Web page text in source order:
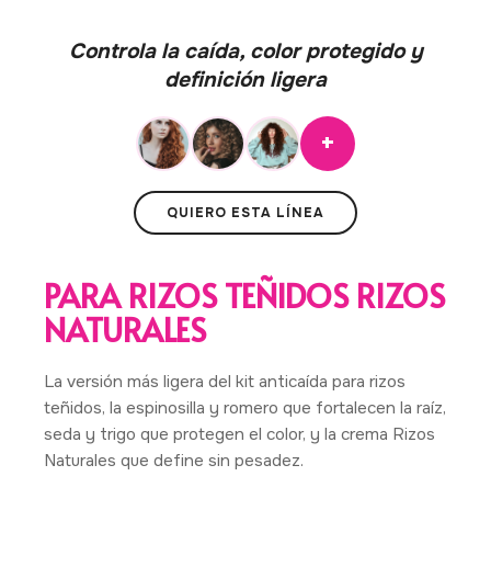
PARA RIZOS TEÑIDOS RIZOS
NATURALES
La versión más ligera del kit anticaída para rizos
teñidos, la espinosilla y romero que fortalecen la raíz,
seda y trigo que protegen el color, y la crema Rizos
Naturales que define sin pesadez.
Controla la caída, color protegido y
definición ligera
+
QUIERO ESTA LÍNEA